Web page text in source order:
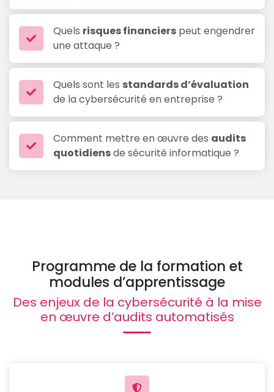
Quels risques financiers peut engendrer
une attaque ?
Quels sont les standards d’évaluation
de la cybersécurité en entreprise ?
Comment mettre en œuvre des audits
quotidiensde sécurité informatique ?
Programme de la formation et
modules d’apprentissage
Des enjeux de la cybersécurité à la mise
en œuvre d’audits automatisés